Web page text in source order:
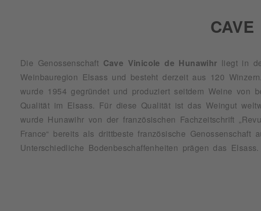
Die Genossenschaft Cave Vinicole de Hunawihr liegt in
Weinbauregion Elsass und besteht derzeit aus 120
wurde 1954 gegründet und produziert seitdem Weine von
Qualität im Elsass. Für diese Qualität ist das Weingut
wurde Hunawihr von der französischen Fachzeitschrift
France“ bereits als drittbeste französische Genossenschaft
Unterschiedliche Bodenbeschaffenheiten prägen das
und Höhenlage ändert
Urgesteinsböden aus Granit, Gneis oder Schiefer
Sedimentgesteinsböden aus Kalk, Mergel und Sandstein.
Durchlässigkeit der Böden und das wechselhafte Klima